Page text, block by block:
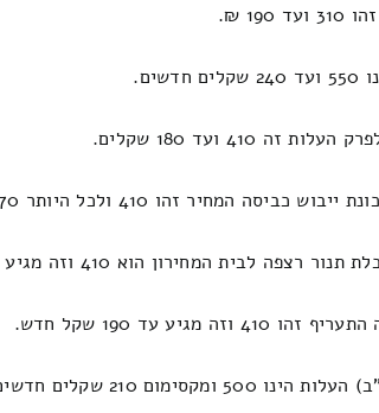
₪.
ועד 180 שקלים.
זהו 410 ולכל היותר 170 שקל.
הוא 410 וזה מגיע עד 190 שקל.
190 שקל חדש.
210 שקלים חדשים.